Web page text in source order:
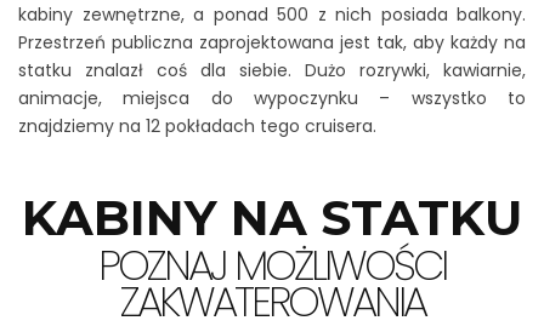
kabiny zewnętrzne, a ponad 500 z nich posiada balkony.
Przestrzeń publiczna zaprojektowana jest tak, aby każdy na
statku znalazł coś dla siebie. Dużo rozrywki, kawiarnie,
animacje, miejsca do wypoczynku – wszystko to
znajdziemy na 12 pokładach tego cruisera.
KABINY NA STATKU
POZNAJ MOŻLIWOŚCI
ZAKWATEROWANIA